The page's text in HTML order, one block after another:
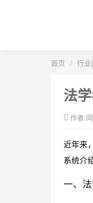
首页 / 行业
法
作者:
近年来
系统介
一、